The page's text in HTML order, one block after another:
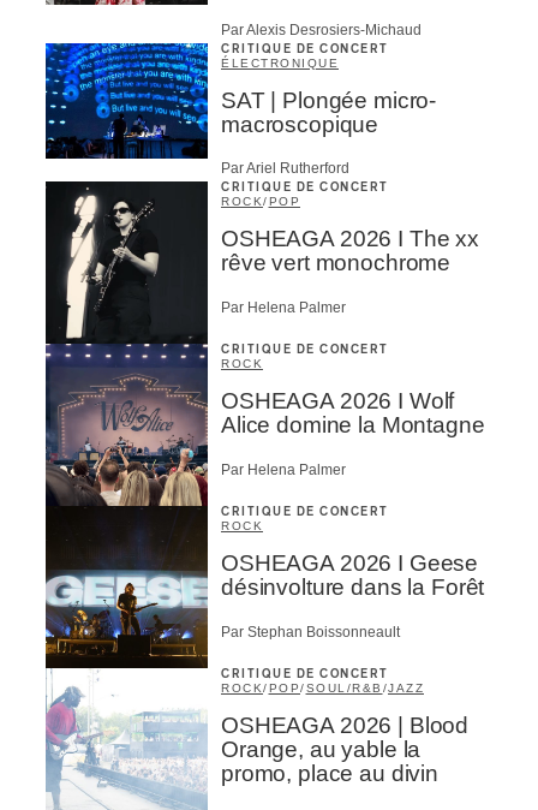
Par Alexis Desrosiers-Michaud
CRITIQUE DE CONCERT
ÉLECTRONIQUE
SAT | Plongée micro-
macroscopique
Par Ariel Rutherford
CRITIQUE DE CONCERT
ROCK/POP
OSHEAGA 2026 I The xx
rêve vert monochrome
Par Helena Palmer
CRITIQUE DE CONCERT
ROCK
OSHEAGA 2026 I Wolf
Alice domine la Montagne
Par Helena Palmer
CRITIQUE DE CONCERT
ROCK
OSHEAGA 2026 I Geese
désinvolture dans la Forêt
Par Stephan Boissonneault
CRITIQUE DE CONCERT
ROCK/POP/SOUL/R&B /JAZZ
OSHEAGA 2026 | Blood
Orange, au yable la
promo, place au divin